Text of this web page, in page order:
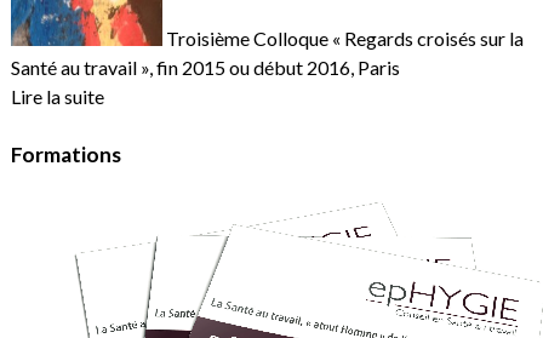
Troisième Colloque « Regards croisés sur la
Santé au travail », fin 2015 ou début 2016, Paris
Lire la suite
Formations